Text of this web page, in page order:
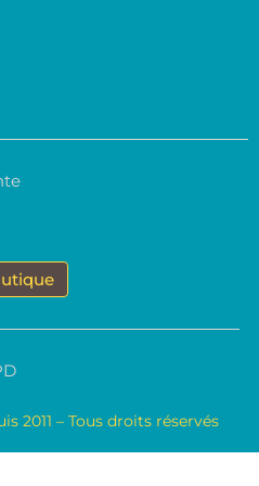
2011 – Tous droits réservés